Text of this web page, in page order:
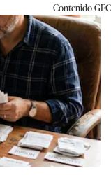
ContenidoGEC